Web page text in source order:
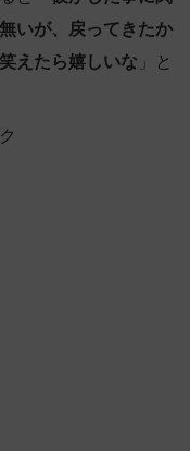
いが、戻ってきたか
えたら嬉しいな 」と